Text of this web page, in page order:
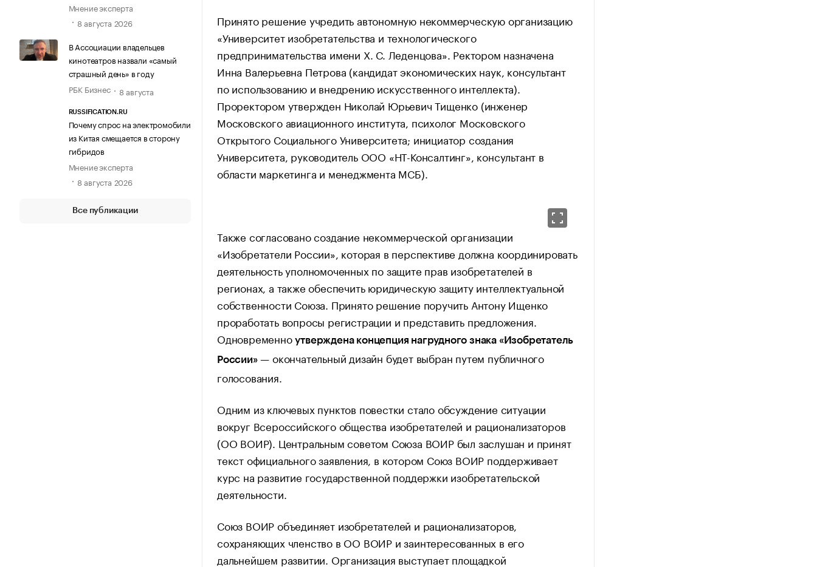
Мнение эксперта
8 августа 2026
В Ассоциации владельцев
кинотеатров назвали «самый
страшный день» в году
РБК Бизнес
8 августа
RUSSIFICATION.RU
Почему спрос на электромобили
из Китая смещается в сторону
гибридов
Мнение эксперта
8 августа 2026
Все публикации
Принято решение учредить автономную некоммерческую организацию
«Университет изобретательства и технологического
предпринимательства имени Х. С. Леденцова». Ректором назначена
Инна Валерьевна Петрова (кандидат экономических наук, консультант
по использованию и внедрению искусственного интеллекта).
Проректором утвержден Николай Юрьевич Тищенко (инженер
Московского авиационного института, психолог Московского
Открытого Социального Университета; инициатор создания
Университета, руководитель ООО «НТ-Консалтинг», консультант в
области маркетинга и менеджмента МСБ).
Также согласовано создание некоммерческой организации
«Изобретатели России», которая в перспективе должна координировать
деятельность уполномоченных по защите прав изобретателей в
регионах, а также обеспечить юридическую защиту интеллектуальной
собственности Союза. Принято решение поручить Антону Ищенко
проработать вопросы регистрации и представить предложения.
Одновременноутверждена концепция нагрудного знака «Изобретатель
России»— окончательный дизайн будет выбран путем публичного
голосования.
Одним из ключевых пунктов повестки стало обсуждение ситуации
вокруг Всероссийского общества изобретателей и рационализаторов
(ОО ВОИР). Центральным советом Союза ВОИР был заслушан и принят
текст официального заявления, в котором Союз ВОИР поддерживает
курс на развитие государственной поддержки изобретательской
деятельности.
Союз ВОИР объединяет изобретателей и рационализаторов,
сохраняющих членство в ОО ВОИР и заинтересованных в его
дальнейшем развитии. Организация выступает площадкой